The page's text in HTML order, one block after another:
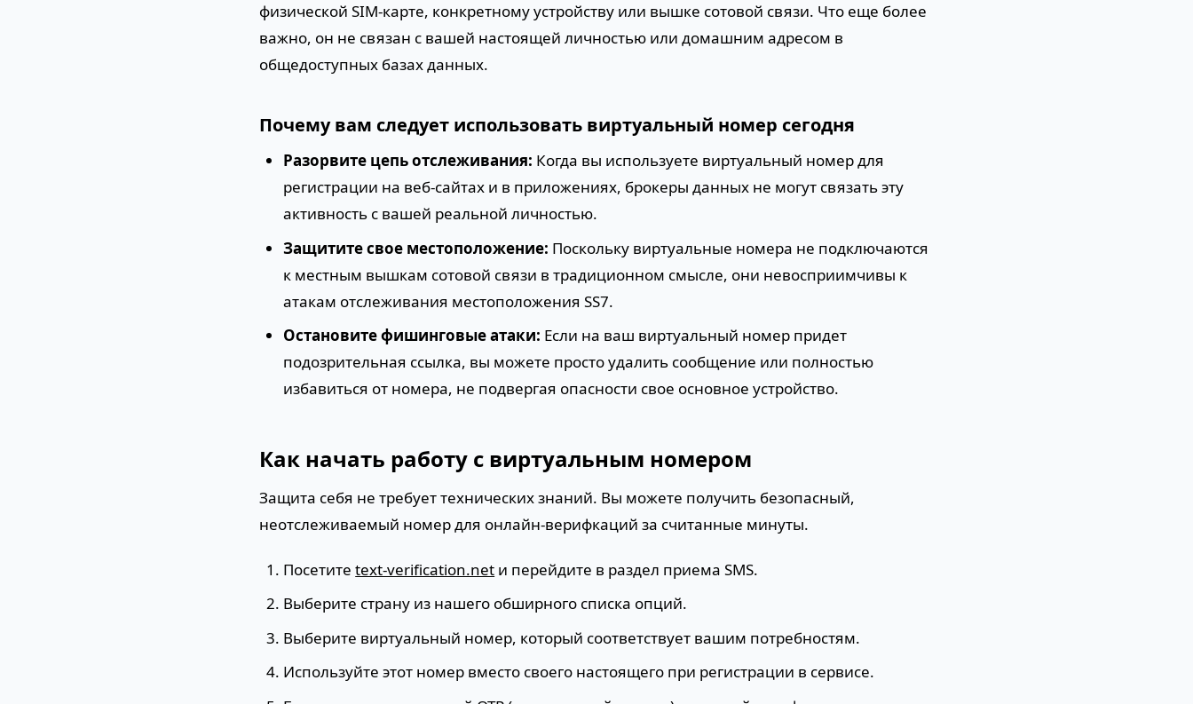
физической SIM-карте, конкретному устройству или вышке сотовой связи. Что еще более
важно, он не связан с вашей настоящей личностью или домашним адресом в
общедоступных базах данных.
Почему вам следует использовать виртуальный номер сегодня
Разорвите цепь отслеживания: Когда вы используете виртуальный номер для
регистрации на веб-сайтах и в приложениях, брокеры данных не могут связать эту
активность с вашей реальной личностью.
Защитите свое местоположение: Поскольку виртуальные номера не подключаются
к местным вышкам сотовой связи в традиционном смысле, они невосприимчивы к
атакам отслеживания местоположения SS7.
Остановите фишинговые атаки: Если на ваш виртуальный номер придет
подозрительная ссылка, вы можете просто удалить сообщение или полностью
избавиться от номера, не подвергая опасности свое основное устройство.
Как начать работу с виртуальным номером
Защита себя не требует технических знаний. Вы можете получить безопасный,
неотслеживаемый номер для онлайн-верифкаций за считанные минуты.
Посетитеtext-verification.net и перейдите в раздел приема SMS.
Выберите страну из нашего обширного списка опций.
Выберите виртуальный номер, который соответствует вашим потребностям.
Используйте этот номер вместо своего настоящего при регистрации в сервисе.